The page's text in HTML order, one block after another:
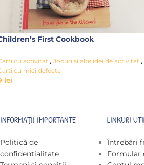
First Cookbook
cu activitati, Jocuri si alte idei de activitati,
cu mici defecte
lei
INFORMAȚII IMPORTANTE
Politică de
confidențialitate
LINKURI
Întrebări
Formular